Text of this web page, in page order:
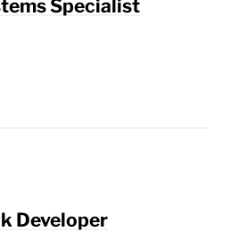
Specialist
Developer